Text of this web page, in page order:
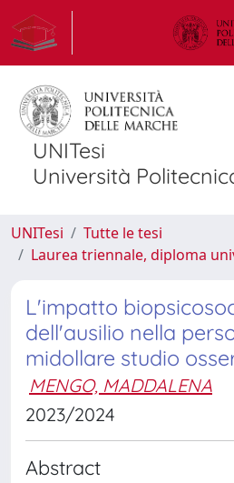
UNITesi
Università
UNITesi
Tutte le tesi
Laurea triennale, diploma
L'impatto
dell'ausilio nella
midollare studio
MENGO, MADDALENA
2023/2024
Abstract